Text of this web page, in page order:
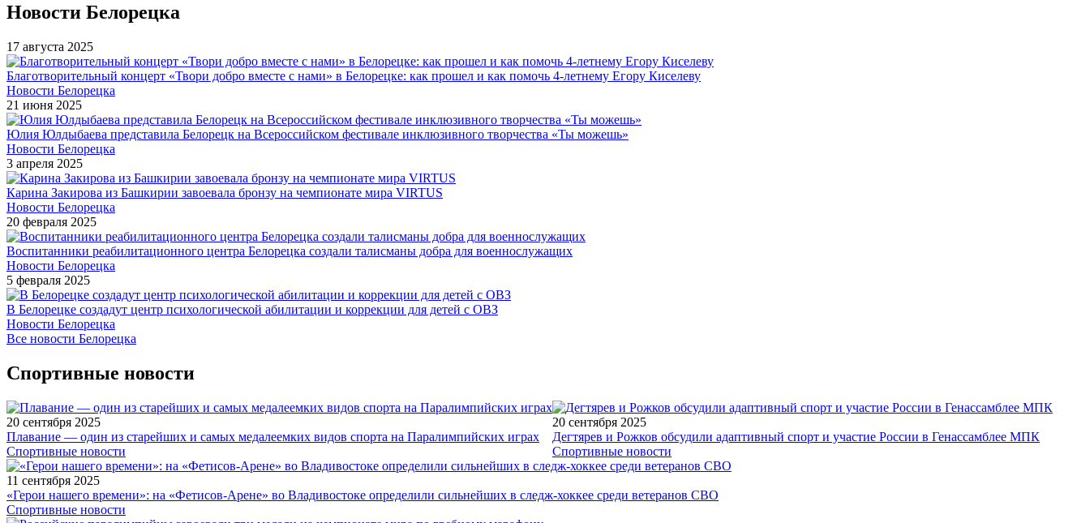
Новости Белорецка
17 августа 2025
Благотворительный концерт «Твори добро вместе с нами» в Белорецке: как прошел и как помочь 4-летнему Егору Киселеву
Новости Белорецка
21 июня 2025
Юлия Юлдыбаева представила Белорецк на Всероссийском фестивале инклюзивного творчества «Ты можешь»
Новости Белорецка
3 апреля 2025
Карина Закирова из Башкирии завоевала бронзу на чемпионате мира VIRTUS
Новости Белорецка
20 февраля 2025
Воспитанники реабилитационного центра Белорецка создали талисманы добра для военнослужащих
Новости Белорецка
5 февраля 2025
В Белорецке создадут центр психологической абилитации и коррекции для детей с ОВЗ
Новости Белорецка
Все новости Белорецка
Спортивные новости
20 сентября 2025
Плавание — один из старейших и самых медалеемких видов спорта на Паралимпийских играх
Спортивные новости
20 сентября 2025
Дегтярев и Рожков обсудили адаптивный спорт и участие России в Генассамблее МПК
Спортивные новости
11 сентября 2025
«Герои нашего времени»: на «Фетисов-Арене» во Владивостоке определили сильнейших в следж-хоккее среди ветеранов СВО
Спортивные новости